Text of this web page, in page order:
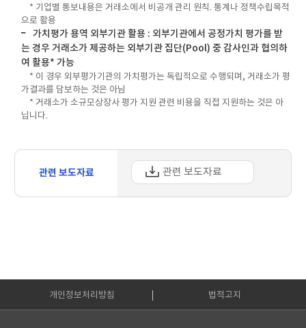
* 기업별 통보내용은 거래소에서 비공개 관리 원칙. 통계나 정책수립목적
으로 활용
가치평가 용역 외부기관 활용 : 외부기관에서 공정가치 평가를 받
는 경우 거래소가 제공하는 외부기관 집단(Pool) 중 감사인과 협의하
여 활용* 가능
* 이 경우 외부평가기관의 가치평가는 독립적으로 수행되며, 거래소가 평
가결과를 담보하는 것은 아님
* 거래소가 소규모상장사 평가 지원 관련 비용을 직접 지원하는 것은 아
닙니다.
관련 보도자료 관련 보도자료
개인정보처리방침 법적고지